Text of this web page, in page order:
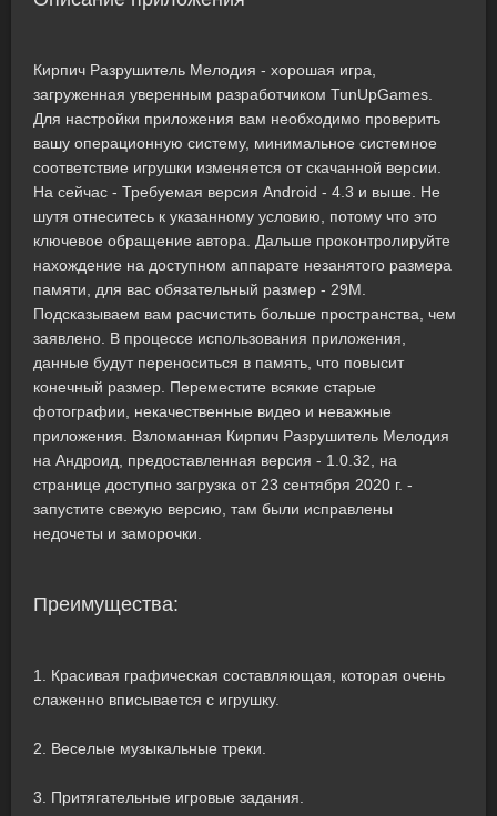
Кирпич Разрушитель Мелодия - хорошая игра,
загруженная уверенным разработчиком TunUpGames.
Для настройки приложения вам необходимо проверить
вашу операционную систему, минимальное системное
соответствие игрушки изменяется от скачанной версии.
На сейчас - Требуемая версия Android - 4.3 и выше. Не
шутя отнеситесь к указанному условию, потому что это
ключевое обращение автора. Дальше проконтролируйте
нахождение на доступном аппарате незанятого размера
памяти, для вас обязательный размер - 29M.
Подсказываем вам расчистить больше пространства, чем
заявлено. В процессе использования приложения,
данные будут переноситься в память, что повысит
конечный размер. Переместите всякие старые
фотографии, некачественные видео и неважные
приложения. Взломанная Кирпич Разрушитель Мелодия
на Андроид, предоставленная версия - 1.0.32, на
странице доступно загрузка от 23 сентября 2020 г. -
запустите свежую версию, там были исправлены
недочеты и заморочки.
Преимущества:
1. Красивая графическая составляющая, которая очень
слаженно вписывается с игрушку.
2. Веселые музыкальные треки.
3. Притягательные игровые задания.